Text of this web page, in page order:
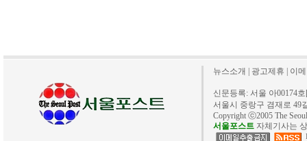
뉴스소개 광고제휴 이
신문등록: 서울 아00174
서울시 중랑구 겸재로 49
Copyright ⓒ2005 The
서울포스트 자체기사는